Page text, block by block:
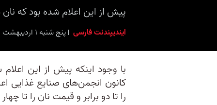
پیش از این اعلام شده بود که نان در سال ۱۴۰۱
ایندیپندنت فارسی پنج شنبه ۱ اردیبهشت ۱۴۰۱ برابر با ۲۱ آوریل ۲۰۲۲ ۱۳:۰۰
کانون انجمن‌های صنایع غذایی
را تا دو برابر و قیمت نان را تا